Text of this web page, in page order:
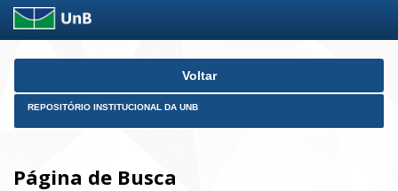
Skip
Voltar
REPOSITÓRIO INSTITUCIONAL DA UNB
Página de Busca